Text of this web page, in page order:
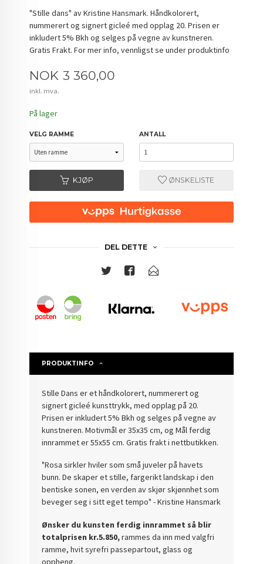
"Stille dans" av Kristine Hansmark. Håndkolorert,
nummerert og signert gicleé med opplag 20. Prisen er
inkludert 5% Bkh og selges på vegne av kunstneren.
Gratis Frakt. For mer info, vennligst se under produktinfo
Pris
NOK 3 360,00
inkl. mva.
På lager
VELG RAMME ANTALL
KJØP ØNSKELISTE
DEL DETTE
PRODUKTINFO
Stille Dans er et håndkolorert, nummerert og
signert gicleé kunsttrykk, med opplag på 20.
Prisen er inkludert 5% Bkh og selges på vegne av
kunstneren. Motivmål er 35x35 cm, og Mål ferdig
innrammet er 55x55 cm.Gratis frakt i nettbutikken.
"Rosa sirkler hviler som små juveler på havets
bunn. De skaper et stille, fargerikt landskap i den
bentiske sonen, en verden av skjør skjønnhet som
beveger seg i sitt eget tempo" - Kristine Hansmark
Ønsker du kunsten ferdig innrammet så blir
totalprisen kr.5.850,rammes da inn med valgfri
ramme, hvit syrefri passepartout, glass og
oppheng.